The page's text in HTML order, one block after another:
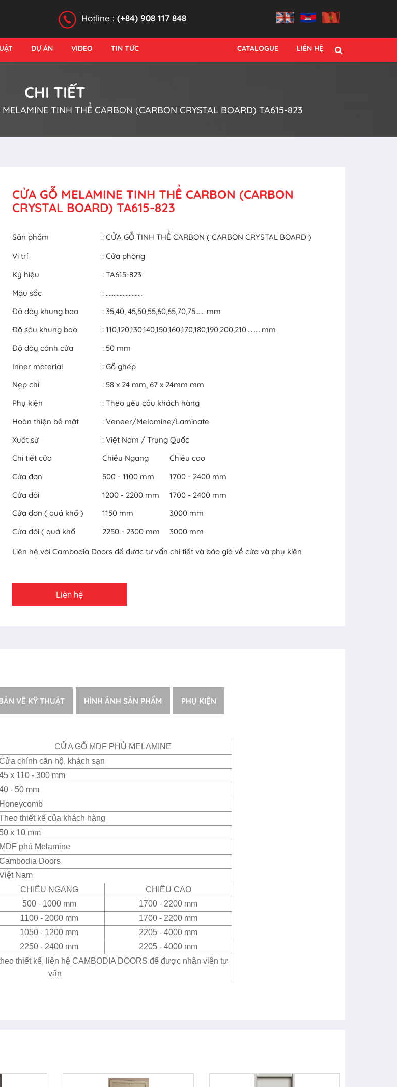
Hotline : (+84) 908 117 848
DỰ ÁN VIDEO TIN TỨC CATALOGUE LIÊN HỆ
CHI TIẾT
TINH THỂ CARBON (CARBON CRYSTAL BOARD) TA615-823
CỬA GỖ MELAMINE TINH THỂ CARBON (CARBON
CRYSTAL BOARD) TA615-823
Sản phẩm
: CỬA GỖ TINH THỂ CARBON ( CARBON CRYSTAL BOARD )
Vi trí
: Cửa phòng
Ký hiệu
: TA615-823
Màu sắc
: ……………………
Độ dày khung bao
: 35,40, 45,50,55,60,65,70,75…... mm
Độ sâu khung bao
: 110,120,130,140,150,160,170,180,190,200,210……….mm
Độ dày cánh cửa
: 50 mm
Inner material
: Gỗ ghép
Nẹp chỉ
: 58 x 24 mm, 67 x 24mm mm
Phụ kiện
: Theo yêu cầu khách hàng
Hoàn thiện bề mặt
: Veneer/Melamine/Laminate
Xuất sứ
: Việt Nam / Trung Quốc
Chi tiết cửa
Chiều Ngang
Chiều cao
Cửa đơn
500 - 1100 mm
1700 - 2400 mm
Cửa đôi
1200 - 2200 mm
1700 - 2400 mm
Cửa đơn ( quá khổ )
1150 mm
3000 mm
Cửa đôi ( quá khổ
2250 - 2300 mm 3000 mm
Liên hệ với Cambodia Doors để được tư vấn chi tiết và báo giá về cửa và phụ kiện
Liên hệ
VẼ KỸ THUẬT HÌNH ẢNH SẢN PHẨM PHỤ KIỆN
CỬA GỖ MDF PHỦ MELAMINE
chính căn hộ, khách sạn
x 110 - 300 mm
- 50 mm
Honeycomb
thiết kế của khách hàng
50 x 10 mm
MDF phủ Melamine
Doors
Nam
CHIỀU NGANG
CHIỀU CAO
500 - 1000 mm
1700 - 2200 mm
1100 - 2000 mm
1700 - 2200 mm
1050 - 1200 mm
2205 - 4000 mm
2250 - 2400 mm
2205 - 4000 mm
thiết kế, liên hệ CAMBODIA DOORS để được nhân viên tư
vấn